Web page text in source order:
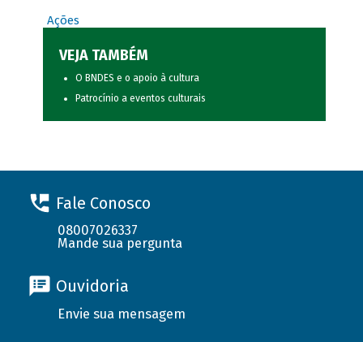
Ações
VEJA TAMBÉM
O BNDES e o apoio à cultura
Patrocínio a eventos culturais
Fale Conosco
08007026337
Mande sua pergunta
Ouvidoria
Envie sua mensagem